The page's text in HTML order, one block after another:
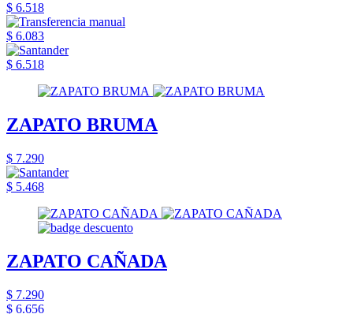
$ 6.518
$ 6.083
$ 6.518
ZAPATO BRUMA
$ 7.290
$ 5.468
ZAPATO CAÑADA
$ 7.290
$ 6.656